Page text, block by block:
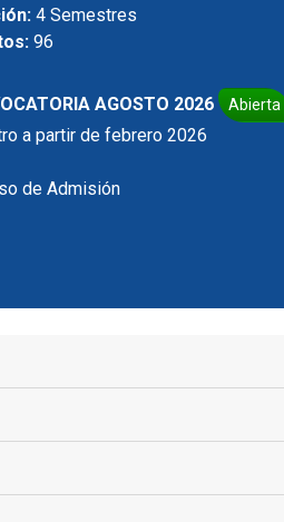
4 Semestres
96
AGOSTO 2026 Abierta
a partir de febrero 2026
de Admisión